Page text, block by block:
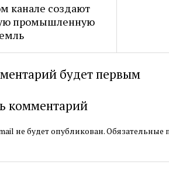
канале создают
промышленную
будет первым
комментарий
не будет опубликован.Обязательные